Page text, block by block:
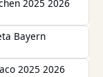
2025 2026
Bayern
2025 2026